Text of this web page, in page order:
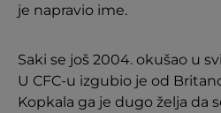
je napravio ime.
Saki se još 2004. okušao u
U CFC-u izgubio je od
Kopkala ga je dugo želja da